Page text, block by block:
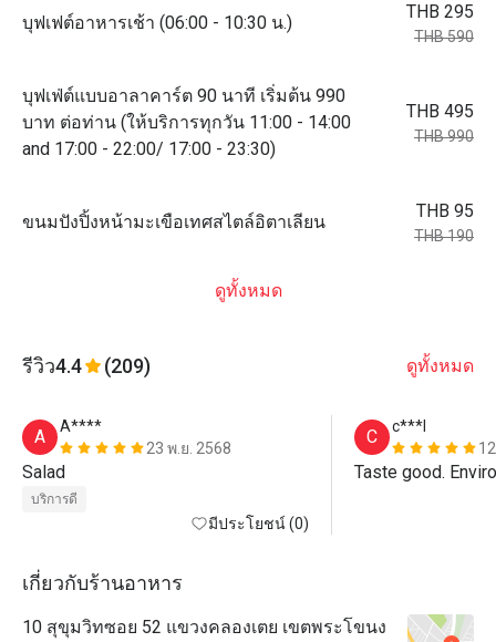
บุฟเฟต์อาหารเช้า (06:00 - 10:30 น.)
THB 295
THB 590
บุฟเฟ่ต์แบบอาลาคาร์ต 90 นาที เริ่มต้น 990
บาท ต่อท่าน (ให้บริการทุกวัน 11:00 - 14:00
and 17:00 - 22:00/ 17:00 - 23:30)
THB 495
THB 990
ขนมปังปิ้งหน้ามะเขือเทศสไตล์อิตาเลียน
THB 95
THB 190
ดูทั้งหมด
รีวิว4.4 (209) ดูทั้งหมด
A
A****
23 พ.ย. 2568
Salad
บริการดี
มีประโยชน์ (0)
C
c***l
Taste good.
เกี่ยวกับร้านอาหาร
10 สุขุมวิทซอย 52 แขวงคลองเตย เขตพระโขนง